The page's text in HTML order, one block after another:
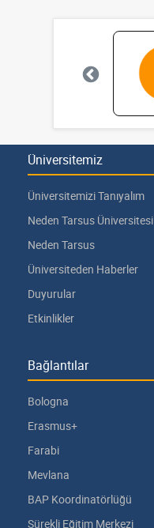
Üniversitemiz
Üniversitemizi Tanıyalım
Neden Tarsus Üniversitesi
Neden Tarsus
Üniversiteden Haberler
Duyurular
Etkinlikler
Bağlantılar
Bologna
Erasmus+
Farabi
Mevlana
BAP Koordinatörlüğü
Sürekli Eğitim Merkezi